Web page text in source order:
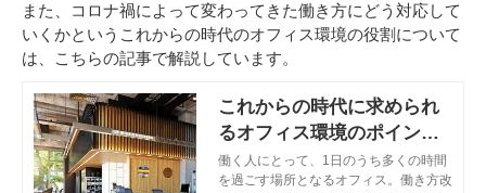
また、コロナ禍によって変わってきた働き方にどう対応して
いくかというこれからの時代のオフィス環境の役割について
は、こちらの記事で解説しています。
これからの時代に求められ
るオフィス環境のポイント
とは？
働く人にとって、1日のうち多くの時間
を過ごす場所となるオフィス。働き方改